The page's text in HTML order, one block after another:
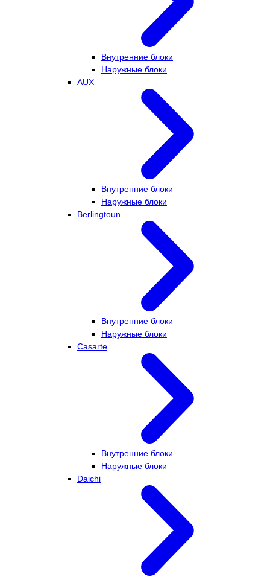
Внутренние блоки
Наружные блоки
AUX
Внутренние блоки
Наружные блоки
Berlingtoun
Внутренние блоки
Наружные блоки
Casarte
Внутренние блоки
Наружные блоки
Daichi